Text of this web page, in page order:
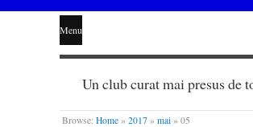
STEAUA
LIBERĂ
Menu
Un club curat mai presus de
Browse: Home » 2017 » mai » 05